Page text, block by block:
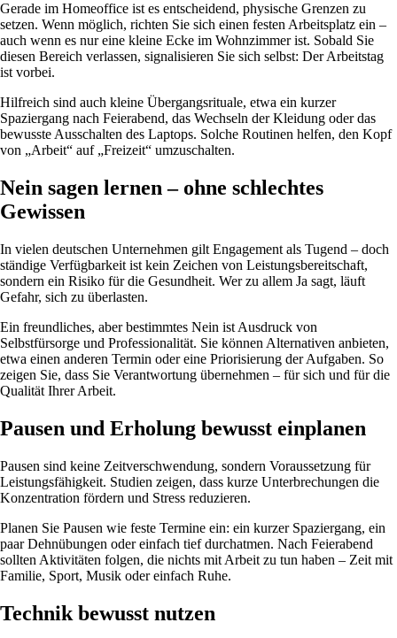
Gerade im Homeoffice ist es entscheidend, physische Grenzen zu
setzen. Wenn möglich, richten Sie sich einen festen Arbeitsplatz ein –
auch wenn es nur eine kleine Ecke im Wohnzimmer ist. Sobald Sie
diesen Bereich verlassen, signalisieren Sie sich selbst: Der Arbeitstag
ist vorbei.
Hilfreich sind auch kleine Übergangsrituale, etwa ein kurzer
Spaziergang nach Feierabend, das Wechseln der Kleidung oder das
bewusste Ausschalten des Laptops. Solche Routinen helfen, den Kopf
von „Arbeit“ auf „Freizeit“ umzuschalten.
Nein sagen lernen – ohne schlechtes
Gewissen
In vielen deutschen Unternehmen gilt Engagement als Tugend – doch
ständige Verfügbarkeit ist kein Zeichen von Leistungsbereitschaft,
sondern ein Risiko für die Gesundheit. Wer zu allem Ja sagt, läuft
Gefahr, sich zu überlasten.
Ein freundliches, aber bestimmtes Nein ist Ausdruck von
Selbstfürsorge und Professionalität. Sie können Alternativen anbieten,
etwa einen anderen Termin oder eine Priorisierung der Aufgaben. So
zeigen Sie, dass Sie Verantwortung übernehmen – für sich und für die
Qualität Ihrer Arbeit.
Pausen und Erholung bewusst einplanen
Pausen sind keine Zeitverschwendung, sondern Voraussetzung für
Leistungsfähigkeit. Studien zeigen, dass kurze Unterbrechungen die
Konzentration fördern und Stress reduzieren.
Planen Sie Pausen wie feste Termine ein: ein kurzer Spaziergang, ein
paar Dehnübungen oder einfach tief durchatmen. Nach Feierabend
sollten Aktivitäten folgen, die nichts mit Arbeit zu tun haben – Zeit mit
Familie, Sport, Musik oder einfach Ruhe.
Technik bewusst nutzen